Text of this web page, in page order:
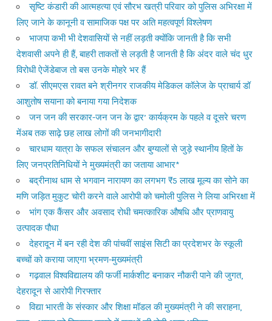
सृष्टि कंडारी की आत्महत्या एवं सौरभ खत्री परिवार को पुलिस अभिरक्षा में
लिए जाने के कानूनी व सामाजिक पक्ष पर अति महत्वपूर्ण विश्लेषण
भाजपा कभी भी देशवासियों से नहीं लड़ती क्योंकि जानती है कि सभी
देशवासी अपने ही हैं, बाहरी ताकतों से लड़ती है जानती है कि अंदर वाले चंद धुर
विरोधी ऐजेंडेबाज तो बस उनके मोहरे भर हैं
डॉ. सीएमएस रावत बने श्रीनगर राजकीय मेडिकल कॉलेज के प्राचार्य डॉ
आशुतोष सयाना को बनाया गया निदेशक
जन जन की सरकार-जन जन के द्वार’ कार्यक्रम के पहले व दूसरे चरण
मेंअब तक साढ़े छह लाख लोगों की जनभागीदारी
चारधाम यात्रा के सफल संचालन और बुग्यालों से जुड़े स्थानीय हितों के
लिए जनप्रतिनिधियों ने मुख्यमंत्री का जताया आभार*
बद्रीनाथ धाम से भगवान नारायण का लगभग ₹5 लाख मूल्य का सोने का
मणि जड़ित मुकुट चोरी करने वाले आरोपी को चमोली पुलिस ने लिया अभिरक्षा में
भांग एक कैंसर और अवसाद रोधी चमत्कारिक औषधि और प्राणवायु
उत्पादक पौधा
देहरादून में बन रही देश की पांचवीं साइंस सिटी का प्रदेशभर के स्कूली
बच्चों को कराया जाएगा भ्रमण-मुख्यमंत्री
गढ़वाल विश्वविद्यालय की फर्जी मार्कशीट बनाकर नौकरी पाने की जुगत,
देहरादून से आरोपी गिरफ्तार
विद्या भारती के संस्कार और शिक्षा मॉडल की मुख्यमंत्री ने की सराहना,